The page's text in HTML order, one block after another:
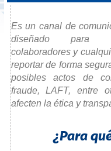
Es un canal de
diseñado para
colaboradores y
reportar de forma
posibles actos de
fraude, LAFT, entre
afecten la ética y
¿Para